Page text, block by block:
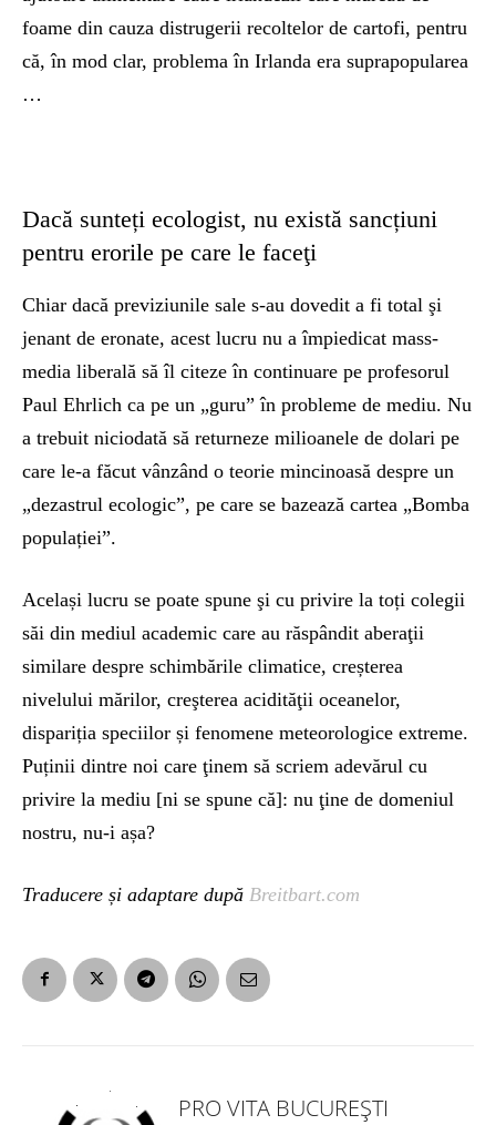
foame din cauza distrugerii recoltelor de cartofi, pentru
că, în mod clar, problema în Irlanda era suprapopularea
…
Dacă sunteți ecologist, nu există sancțiuni
pentru erorile pe care le faceţi
Chiar dacă previziunile sale s-au dovedit a fi total şi
jenant de eronate, acest lucru nu a împiedicat mass-
media liberală să îl citeze în continuare pe profesorul
Paul Ehrlich ca pe un „guru” în probleme de mediu. Nu
a trebuit niciodată să returneze milioanele de dolari pe
care le-a făcut vânzând o teorie mincinoasă despre un
„dezastrul ecologic”, pe care se bazează cartea „Bomba
populației”.
Același lucru se poate spune şi cu privire la toți colegii
săi din mediul academic care au răspândit aberaţii
similare despre schimbările climatice, creșterea
nivelului mărilor, creşterea acidităţii oceanelor,
dispariția speciilor și fenomene meteorologice extreme.
Puținii dintre noi care ţinem să scriem adevărul cu
privire la mediu [ni se spune că]: nu ţine de domeniul
nostru, nu-i așa?
Traducere și adaptare după Breitbart.com
PRO VITA BUCUREȘTI